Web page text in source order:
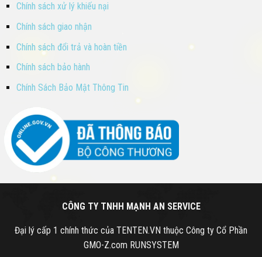
Chính sách xử lý khiếu nại
Chính sách giao nhận
Chính sách đổi trả và hoàn tiền
Chính sách bảo hành
Chính Sách Bảo Mật Thông Tin
CÔNG TY TNHH MẠNH AN SERVICE
Đại lý cấp 1 chính thức của TENTEN.VN thuộc Công ty Cổ Phần
GMO-Z.com RUNSYSTEM